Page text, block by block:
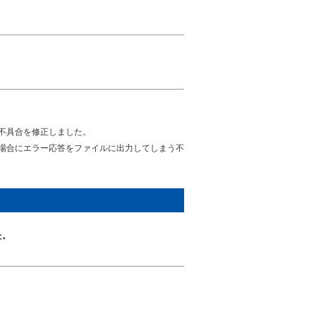
合を修正しました。
合にエラー応答をファイルに出力してしまう不